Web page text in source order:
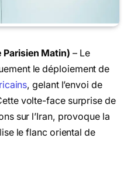
Parisien Matin) – Le
le déploiement de
, gelant l’envoi de
volte-face surprise de
sur l’Iran, provoque la
le flanc oriental de